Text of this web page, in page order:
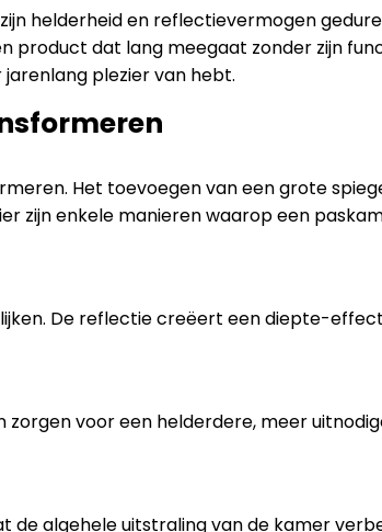
helderheid en reflectievermogen
dat lang meegaat zonder zijn
plezier van hebt.
Het toevoegen van een grote
zijn enkele manieren waarop een
De reflectie creëert een diepte-
voor een helderdere, meer
de algehele uitstraling van de kamer